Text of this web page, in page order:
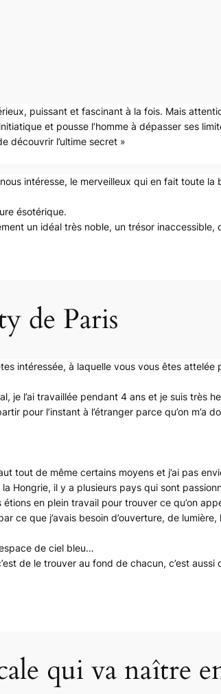
puissant et fascinant à la fois. Mais
et pousse l’homme à dépasser ses
découvrir l’ultime secret »
intéresse, le merveilleux qui en fait toute la
ésotérique.
un idéal très noble, un trésor
de Paris
intéressée, à laquelle vous vous êtes
je l’ai travaillée pendant 4 ans et je suis très
pour l’instant à l’étranger parce qu’on m’a
tout de même certains moyens et j’ai pas
Hongrie, il y a plusieurs pays qui sont
en plein travail pour trouver ce qu’on
ce que j’avais besoin d’ouverture, de
de ciel bleu…
de le trouver au fond de chacun, c’est
qui va naître